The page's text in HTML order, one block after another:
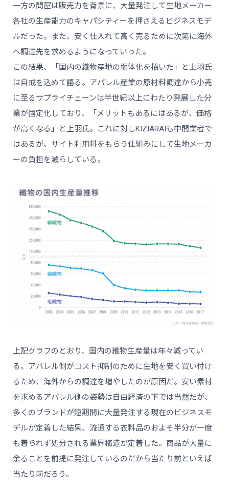
一方の問屋は販売力を背景に、大量発注して生地メーカー
各社の生産能力のキャパシティーを押さえるビジネスモデ
ルだった。また、安く仕入れて高く売るために次第に海外
へ調達先を求めるようになっていった。
この結果、「国内の織物産地の弱体化を招いた」と上羽氏
は自戒を込めて語る。アパレル産業の原材料調達から小売
に至るサプライチェーンは半世紀以上にわたり発展した分
業が固定化しており、「メリットもあるにはあるが、価格
が高くなる」と上羽氏。これに対しKIZIARAIも中間業者で
はあるが、サイト利用料をもらう仕組みにして生地メーカ
ーの負担を減らしている。
上記グラフのとおり、国内の織物生産量は年々減ってい
る。アパレル側がコスト抑制のために生地を安く買い付け
るため、海外からの調達を増やしたのが原因だ。安い素材
を求めるアパレル側の姿勢は自由経済の下では当然だが、
多くのブランドが短期間に大量発注する現在のビジネスモ
デルが定着した結果、流通する衣料品のおよそ半分が一度
も着られず処分される業界構造が定着した。商品が大量に
余ることを前提に発注しているのだから当たり前といえば
当たり前だろう。